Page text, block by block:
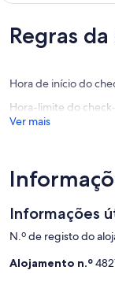
um
máximo
Excecional,
avaliações)
Regras da
Hora de início do
Hora-limite do
Ver mais
Informações
N.º de registo do
Alojamento n.º